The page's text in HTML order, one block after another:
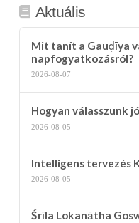
Aktuális
Mit tanít a Gauḍīya
napfogyatkozásról?
2026-08-07
Hogyan válasszunk
2026-08-05
Intelligens tervezés
2026-08-05
Śrīla Lokanātha